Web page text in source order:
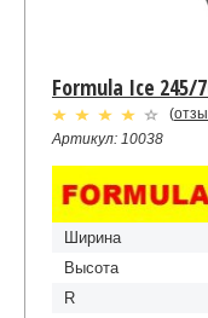
Formula Ice 245/
(
Артикул: 10038
Ширина
Высота
R